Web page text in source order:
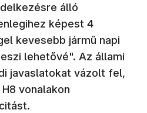
álló
képest 4
kevesebb jármű napi
lehetővé". Az állami
javaslatokat vázolt fel,
vonalakon